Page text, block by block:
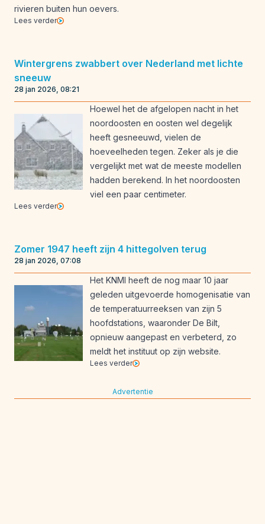
rivieren buiten hun oevers.
Lees verder
Wintergrens zwabbert over Nederland met lichte
sneeuw
28 jan 2026, 08:21
Hoewel het de afgelopen nacht in het
noordoosten en oosten wel degelijk
heeft gesneeuwd, vielen de
hoeveelheden tegen. Zeker als je die
vergelijkt met wat de meeste modellen
hadden berekend. In het noordoosten
viel een paar centimeter.
Lees verder
Zomer 1947 heeft zijn 4 hittegolven terug
28 jan 2026, 07:08
Het KNMI heeft de nog maar 10 jaar
geleden uitgevoerde homogenisatie van
de temperatuurreeksen van zijn 5
hoofdstations, waaronder De Bilt,
opnieuw aangepast en verbeterd, zo
meldt het instituut op zijn website.
Lees verder
Advertentie